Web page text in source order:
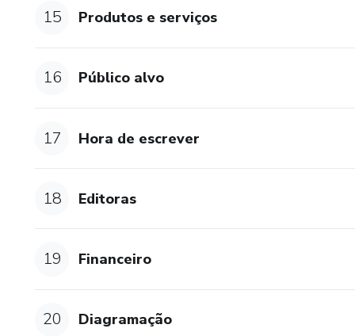
15 Produtos e serviços
16 Público alvo
17 Hora de escrever
18 Editoras
19 Financeiro
20 Diagramação